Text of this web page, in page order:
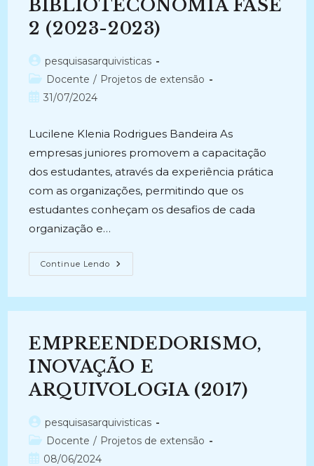
(2012-
2016)
BIBLIOTECONOMIA FASE
2 (2023-2023)
Autor
do
post:
pesquisasarquivisticas
Categoria
do
Docente / Projetos de extensão
Post31/07/2024
Lucilene Klenia Rodrigues Bandeira As
empresas juniores promovem a capacitação
dos estudantes, através da experiência prática
com as organizações, permitindo que os
estudantes conheçam os desafios de cada
organização e…
Continue Lendo CRIAÇÃO
DA
DE
DE
BIBLIOTECONOMIA
FASE
2
(2023-
2023)
EMPREENDEDORISMO,
INOVAÇÃO E
ARQUIVOLOGIA (2017)
Autor
do
post:
pesquisasarquivisticas
Categoria
do
Docente / Projetos de extensão
Post08/06/2024